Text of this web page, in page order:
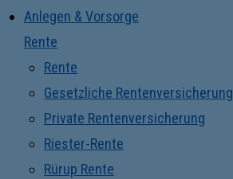
Anlegen & Vorsorge
Rente
Rente
Gesetzliche Rentenversicherung
Private Rentenversicherung
Riester-Rente
Rürup Rente